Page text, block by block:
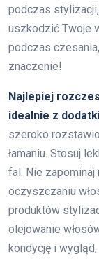
podczas
uszkodzić Twoje
podczas
znaczenie!
Najlepiej
idealnie z
szeroko
łamaniu. Stosuj
fal. Nie zapominaj
oczyszczaniu
produktów
olejowanie
kondycję i